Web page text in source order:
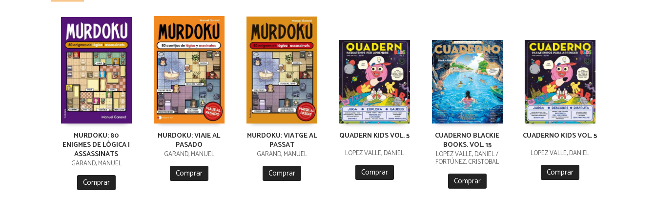
MURDOKU: 80
ENIGMES DE LÒGICA I
ASSASSINATS
GARAND, MANUEL
Comprar
MURDOKU: VIAJE AL
PASADO
GARAND, MANUEL
Comprar
MURDOKU: VIATGE AL
PASSAT
GARAND, MANUEL
Comprar
QUADERN KIDS VOL. 5
LÓPEZ VALLE, DANIEL
Comprar
CUADERNO BLACKIE
BOOKS. VOL. 15
LÓPEZ VALLE, DANIEL /
FORTÚNEZ, CRISTOBAL
Comprar
CUADERNO KIDS VOL. 5
LÓPEZ VALLE, DANIEL
Comprar